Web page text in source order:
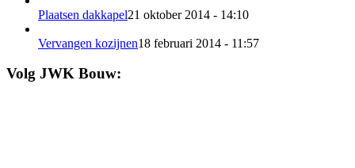
Plaatsen dakkapel21 oktober 2014 - 14:10
Vervangen kozijnen18 februari 2014 - 11:57
Volg JWK Bouw: